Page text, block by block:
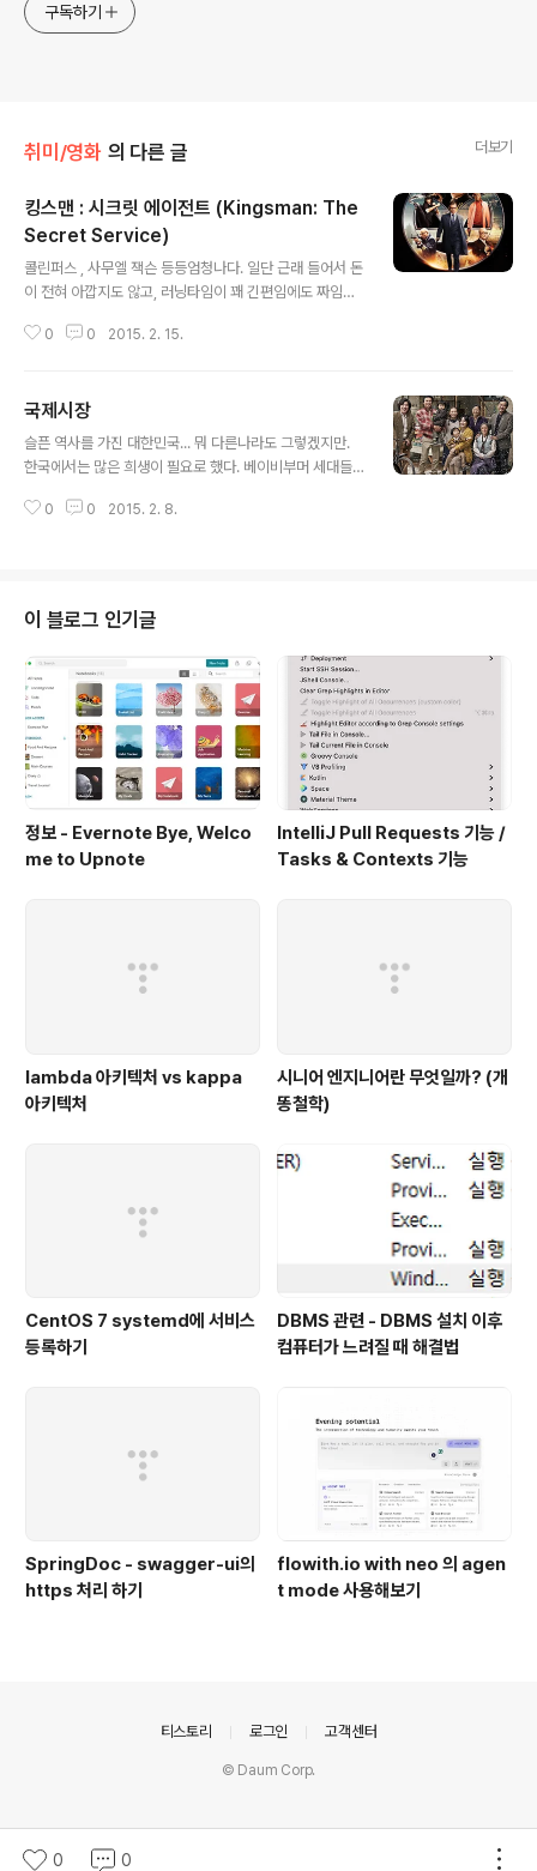
구독하기
취미/영화 의 다른 글 더보기
킹스맨 : 시크릿 에이전트 (Kingsman: The
Secret Service)
콜린퍼스 , 사무엘 잭슨 등등엄청나다. 일단 근래 들어서 돈
이 전혀 아깝지도 않고, 러닝타임이 꽤 긴편임에도 짜임새
전혀 아깝지 않은 영화.다만, 에이전트다 보니 좀 잔인한 면
멋지게 나온다.
0 0 2015. 2. 15.
국제시장
슬픈 역사를 가진 대한민국... 뭐 다른나라도 그렇겠지만.
한국에서는 많은 희생이 필요로 했다. 베이비부머 세대들
참전용사들은 이제 늙은 할아버지 할머니가 되었고 독일
런데 중요한건 요즘 시대는 유명한건 유명한 이유가 있다.
허지웅씨나 기타 평론가들이 말하는 관점은 지극히 평론을
하기 위함이고, 대중들이 보는건 몰입도다. 나는 왈가왈부
할 필요 없다고 생각한다. 어차피 평론가들이 있어야 비평
이나 그 속에서 더 좋은 시나리오의 설계가 그려질테니까.
그러나 인기는 대중의 몰입도와 입소문이다. ..
0 0 2015. 2. 8.
이 블로그 인기글
정보 - Evernote Bye, Welco
me to Upnote
IntelliJ Pull Requests 기능 /
Tasks & Contexts 기능
lambda 아키텍처 vs kappa
아키텍처
시니어 엔지니어란 무엇일까? (개
똥철학)
CentOS 7 systemd에 서비스
등록하기
DBMS 관련 - DBMS 설치 이후
컴퓨터가 느려질 때 해결법
SpringDoc - swagger-ui의
https 처리 하기
flowith.io with neo 의 agen
t mode 사용해보기
0 0
티스토리 로그인 고객센터
© Daum Corp.